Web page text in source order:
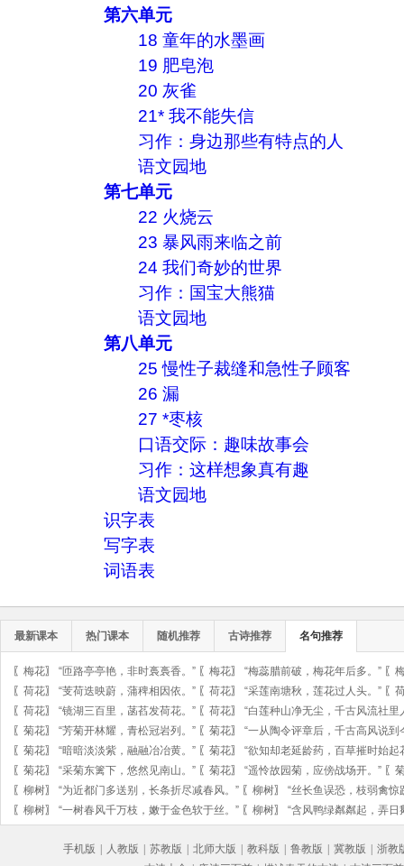
第六单元
18 童年的水墨画
19 肥皂泡
20 灰雀
21* 我不能失信
习作：身边那些有特点的人
语文园地
第七单元
22 火烧云
23 暴风雨来临之前
24 我们奇妙的世界
习作：国宝大熊猫
语文园地
第八单元
25 慢性子裁缝和急性子顾客
26 漏
27 *枣核
口语交际：趣味故事会
习作：这样想象真有趣
语文园地
识字表
写字表
词语表
最新课本 热门课本 随机推荐 古诗推荐 名句推荐
〖 梅花〗 “匝路亭亭艳，非时裛裛香。” 〖 梅花〗 “梅蕊腊前破，梅花年后多。” 〖
〖 荷花〗 “芰荷迭映蔚，蒲稗相因依。” 〖 荷花〗 “采莲南塘秋，莲花过人头。” 〖
〖 荷花〗 “镜湖三百里，菡萏发荷花。” 〖 荷花〗 “白莲种山净无尘，千古风流社里
〖 菊花〗 “芳菊开林耀，青松冠岩列。” 〖 菊花〗 “一从陶令评章后，千古高风说到
〖 菊花〗 “暗暗淡淡紫，融融冶冶黄。” 〖 菊花〗 “欲知却老延龄药，百草摧时始起
〖 菊花〗 “采菊东篱下，悠然见南山。” 〖 菊花〗 “遥怜故园菊，应傍战场开。” 〖
〖 柳树〗 “为近都门多送别，长条折尽减春风。” 〖 柳树〗 “丝长鱼误恐，枝弱禽惊
〖 柳树〗 “一树春风千万枝，嫩于金色软于丝。” 〖 柳树〗 “含风鸭绿粼粼起，弄日
手机版 | 人教版 | 苏教版 | 北师大版 | 教科版 | 鲁教版 | 冀教版 | 浙教